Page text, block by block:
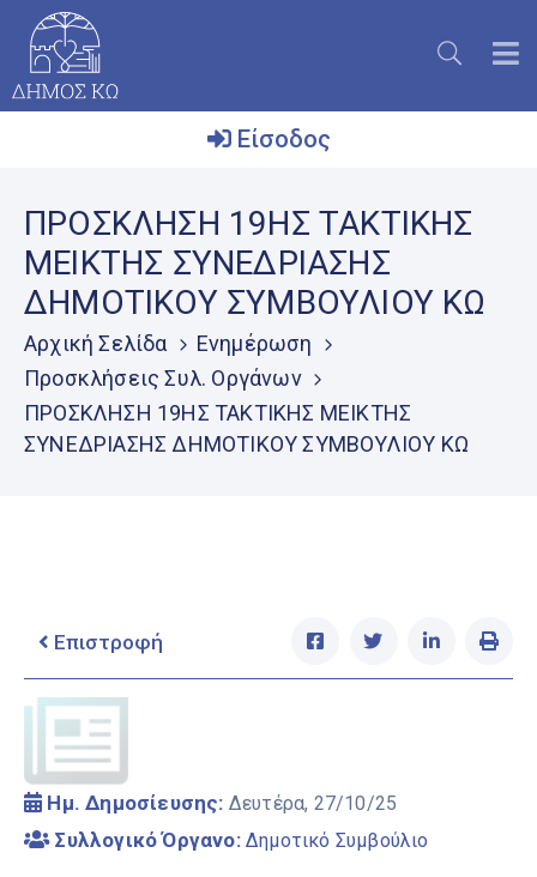
Δήμος
Το
Νησί
Ενημέρωση
Επικοινωνία
Μητρώο
Είσοδος
ΠΡΟΣΚΛΗΣΗ 19ΗΣ ΤΑΚΤΙΚΗΣ
ΜΕΙΚΤΗΣ ΣΥΝΕΔΡΙΑΣΗΣ
ΔΗΜΟΤΙΚΟΥ ΣΥΜΒΟΥΛΙΟΥ ΚΩ
Αρχική Σελίδα
Ενημέρωση
Προσκλήσεις Συλ. Οργάνων
ΠΡΟΣΚΛΗΣΗ 19ΗΣ ΤΑΚΤΙΚΗΣ ΜΕΙΚΤΗΣ
ΣΥΝΕΔΡΙΑΣΗΣ ΔΗΜΟΤΙΚΟΥ ΣΥΜΒΟΥΛΙΟΥ ΚΩ
Επιστροφή
Ημ. Δημοσίευσης: Δευτέρα, 27/10/25
Συλλογικό Όργανο:Δημοτικό Συμβούλιο